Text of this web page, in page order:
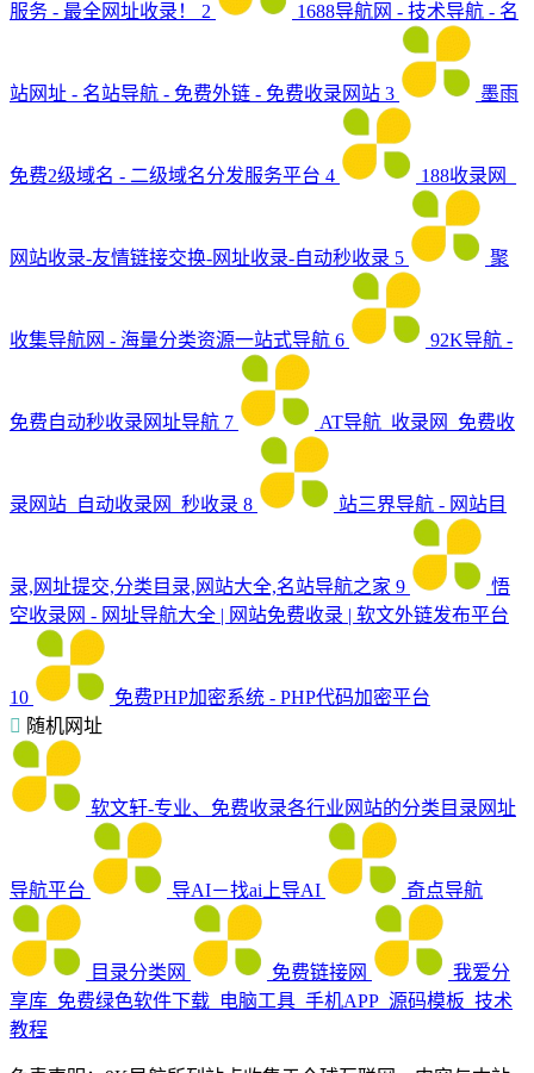
服务 - 最全网址收录！ 2 1688导航网 - 技术导航 - 名
站网址 - 名站导航 - 免费外链 - 免费收录网站 3 墨雨
免费2级域名 - 二级域名分发服务平台 4 188收录网_
网站收录-友情链接交换-网址收录-自动秒收录 5 聚
收集导航网 - 海量分类资源一站式导航 6 92K导航 -
免费自动秒收录网址导航 7 AT导航_收录网_免费收
录网站_自动收录网_秒收录 8 站三界导航 - 网站目
录,网址提交,分类目录,网站大全,名站导航之家 9
悟
空收录网 - 网址导航大全 | 网站免费收录 | 软文外链发布平台
10
免费PHP加密系统 - PHP代码加密平台
随机网址
软文轩-专业、免费收录各行业网站的分类目录网址
导航平台 导AI－找ai上导AI 奇点导航
目录分类网 免费链接网
我爱分
享库_免费绿色软件下载_电脑工具_手机APP_源码模板_技术
教程